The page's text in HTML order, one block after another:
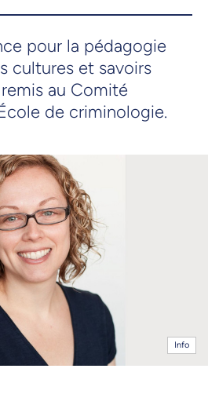
pour la pédagogie
cultures et savoirs
au Comité
de criminologie.
Info